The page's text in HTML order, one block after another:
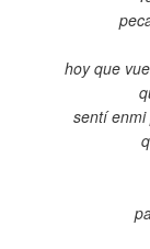
hoy que
sentí